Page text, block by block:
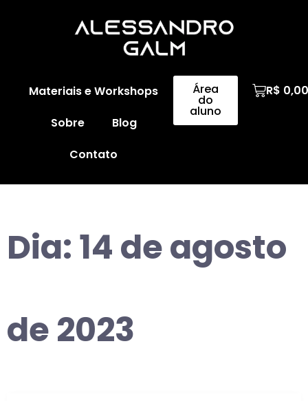
Materiais e Workshops
Sobre
Blog
Contato
Área
do
aluno
R$ 0,00
Dia:14 de agosto
de 2023